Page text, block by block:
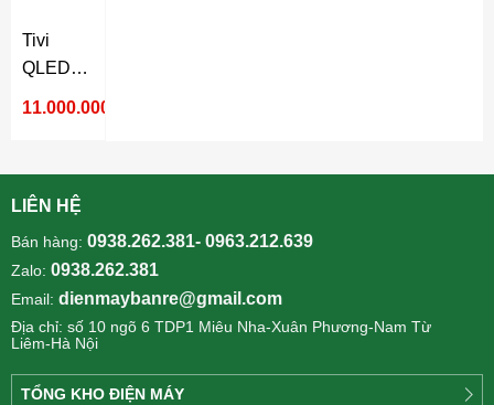
Tivi
QLED
QA65Q6FA
11.000.000₫
LIÊN HỆ
Bán hàng: 0938.262.381- 0963.212.639
Zalo: 0938.262.381
Email: dienmaybanre@gmail.com
Địa chỉ: số 10 ngõ 6 TDP1 Miêu Nha-Xuân Phương-Nam Từ
Liêm-Hà Nội
TỔNG KHO ĐIỆN MÁY